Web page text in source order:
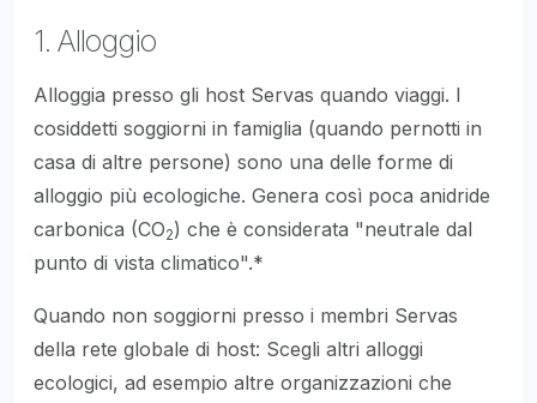
1. Alloggio
Alloggia presso gli host Servas quando viaggi. I
cosiddetti soggiorni in famiglia (quando pernotti in
casa di altre persone) sono una delle forme di
alloggio più ecologiche. Genera così poca anidride
carbonica (CO2) che è considerata "neutrale dal
punto di vista climatico".*
Quando non soggiorni presso i membri Servas
della rete globale di host: Scegli altri alloggi
ecologici, ad esempio altre organizzazioni che